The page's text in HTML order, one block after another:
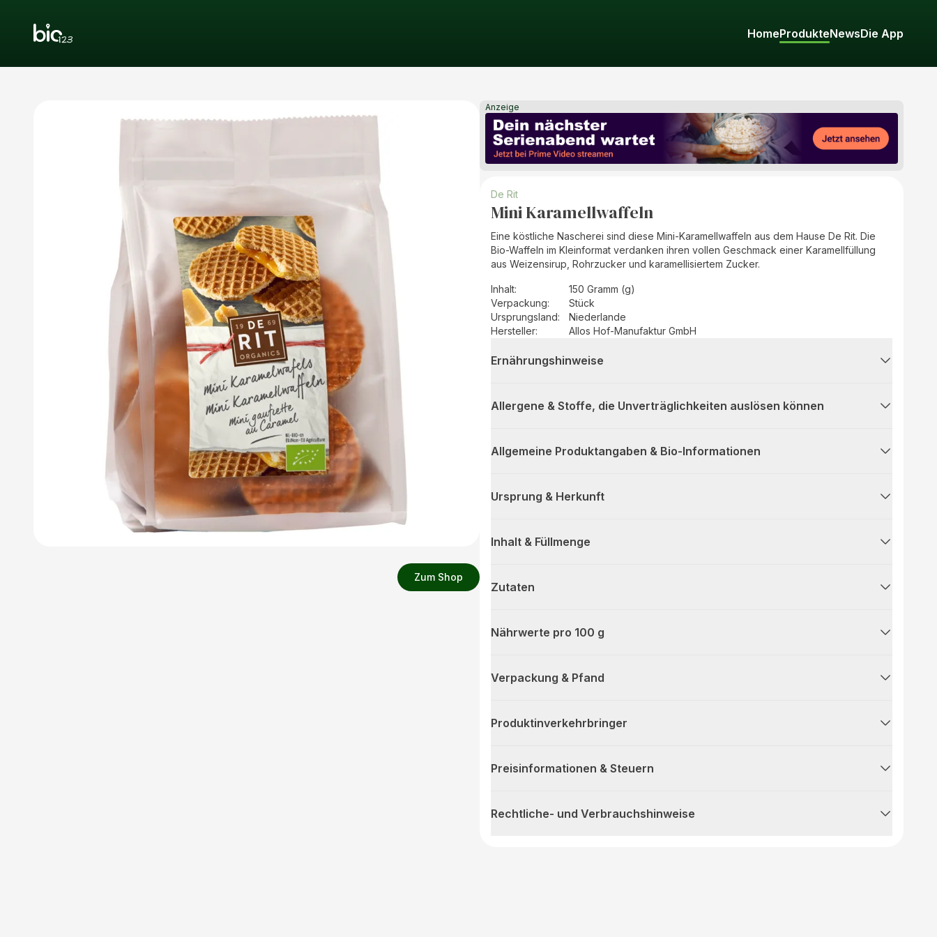
HomeProdukteNewsDie App
Zum Shop
Anzeige
De Rit
Mini Karamellwaffeln
Eine köstliche Nascherei sind diese Mini-Karamellwaffeln aus dem Hause De Rit. Die
Bio-Waffeln im Kleinformat verdanken ihren vollen Geschmack einer Karamellfüllung
aus Weizensirup, Rohrzucker und karamellisiertem Zucker.
Inhalt:
150 Gramm (g)
Verpackung:
Stück
Ursprungsland:
Niederlande
Hersteller: Allos Hof-Manufaktur GmbH
Ernährungshinweise
Allergene & Stoffe, die Unverträglichkeiten auslösen können
Allgemeine Produktangaben & Bio-Informationen
Ursprung & Herkunft
Inhalt & Füllmenge
Zutaten
Nährwerte pro 100 g
Verpackung & Pfand
Produktinverkehrbringer
Preisinformationen & Steuern
Rechtliche- und Verbrauchshinweise